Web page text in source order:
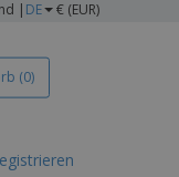
| DE € (EUR)
(0)